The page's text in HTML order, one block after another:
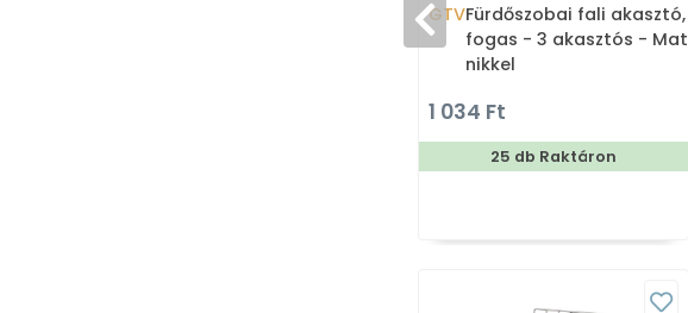
GTVFürdőszobai fali akasztó,
fogas - 3 akasztós - Matt
nikkel
1 034 Ft
25 db Raktáron